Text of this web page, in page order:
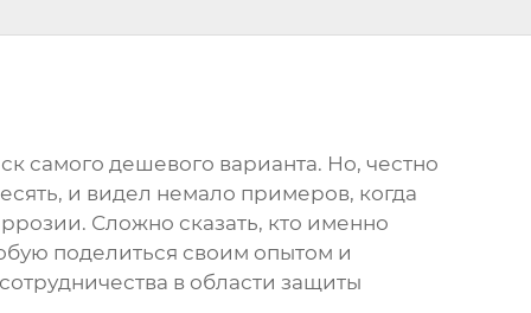
самого дешевого варианта. Но, честно
и видел немало примеров, когда
Сложно сказать, кто именно
поделиться своим опытом и
в области защиты